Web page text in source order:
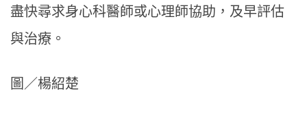
盡快尋求身心科醫師或心理師協助，及早評估
與治療。
圖／楊紹楚